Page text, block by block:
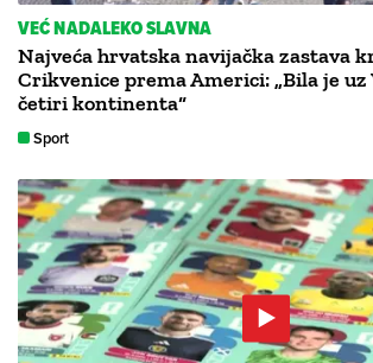
VEĆ NADALEKO SLAVNA
Najveća hrvatska navijačka zastava
Crikvenice prema Americi: „Bila je
četiri kontinenta“
Sport